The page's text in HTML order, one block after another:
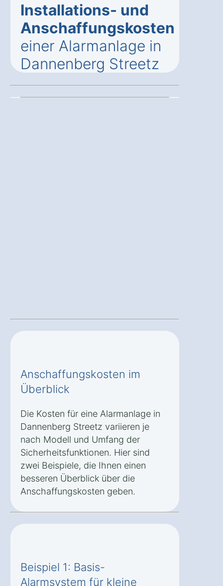
Installations- und
Anschaffungskosten
einer Alarmanlage in
Dannenberg Streetz
Anschaffungskosten im
Überblick
Die Kosten für eine Alarmanlage in
Dannenberg Streetz variieren je
nach Modell und Umfang der
Sicherheitsfunktionen. Hier sind
zwei Beispiele, die Ihnen einen
besseren Überblick über die
Anschaffungskosten geben.
Beispiel 1: Basis-
Alarmsystem für kleine